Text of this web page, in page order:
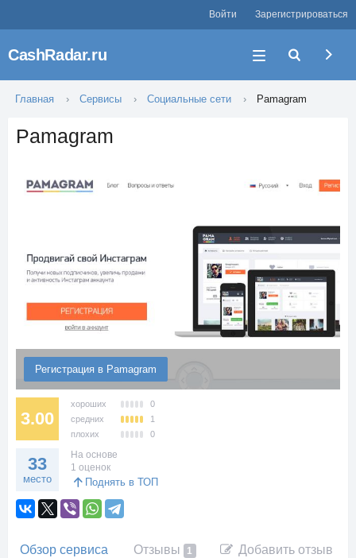
Войти Зарегистрироваться
CashRadar.ru
Главная Сервисы Социальные сети Pamagram
Pamagram
Регистрация в Pamagram
3.00
хороших
0
средних
1
плохих
0
33
место
На основе
1 оценок
Поднять в ТОП
Обзор сервиса Отзывы 1 Добавить отзыв